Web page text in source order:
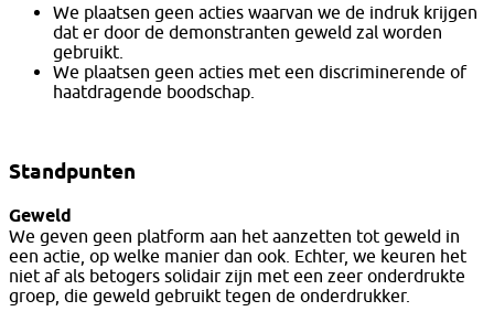
We plaatsen geen acties waarvan we de indruk krijgen
dat er door de demonstranten geweld zal worden
gebruikt.
We plaatsen geen acties met een discriminerende of
haatdragende boodschap.
Standpunten
Geweld
We geven geen platform aan het aanzetten tot geweld in
een actie, op welke manier dan ook. Echter, we keuren het
niet af als betogers solidair zijn met een zeer onderdrukte
groep, die geweld gebruikt tegen de onderdrukker.